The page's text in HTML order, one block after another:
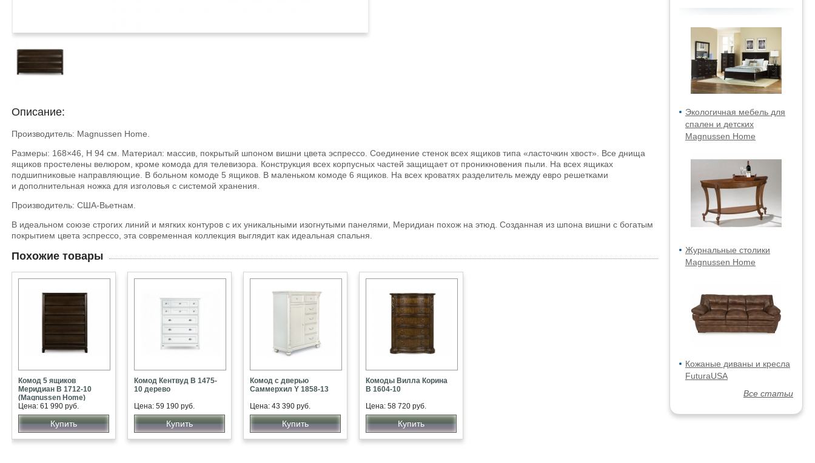
Экологичная мебель для
спален и детских
Magnussen Home
Журнальные столики
Magnussen Home
Кожаные диваны и кресла
FuturaUSA
Все статьи
Описание:
Производитель: Magnussen Home.
Размеры: 168×46, Н 94 см. Материал: массив, покрытый шпоном вишни цвета эспрессо. Соединение стенок всех ящиков типа «ласточкин хвост». Все днища
ящиков простелены велюром, кроме комода для телевизора. Конструкция всех корпусных частей защищает от проникновения пыли. На всех ящиках
подшипниковые направляющие. В больном комоде 5 ящиков. В маленьком комоде 6 ящиков. На всех кроватях разделитель между евро решетками
и дополнительная ножка для изголовья с системой хранения.
Производитель: США-Вьетнам.
В идеальном союзе строгих линий и мягких контуров с их уникальными изогнутыми панелями, Меридиан похож на этюд. Созданная из шпона вишни с богатым
покрытием цвета эспрессо, эта современная коллекция выглядит как идеальная спальня.
Похожие товары
Комод 5 ящиков
Меридиан В 1712-10
(Magnussen Home)
Цена: 61 990 руб.
Купить
Комод Кентвуд В 1475-
10 дерево
Цена: 59 190 руб.
Купить
Комод с дверью
Саммерхил Y 1858-13
Цена: 43 390 руб.
Купить
Комоды Вилла Корина
В 1604-10
Цена: 58 720 руб.
Купить